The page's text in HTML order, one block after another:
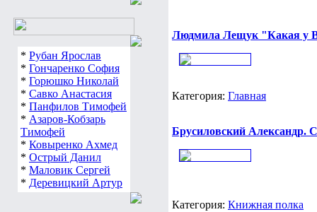
* Рубан Ярослав
* Гончаренко София
* Горюшко Николай
* Савко Анастасия
* Панфилов Тимофей
* Азаров-Кобзарь
Тимофей
* Ковыренко Ахмед
* Острый Данил
* Маловик Сергей
* Деревицкий Артур
Людмила Лещук "Какая у
Категория: Главная
Брусиловский Александр.
Категория: Книжная полка